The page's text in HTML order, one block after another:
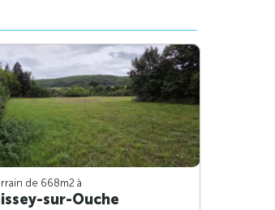
de 668m2 à
sur-Ouche